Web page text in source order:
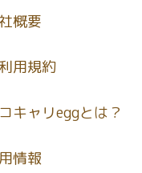
概要
用規約
キャリeggとは？
情報